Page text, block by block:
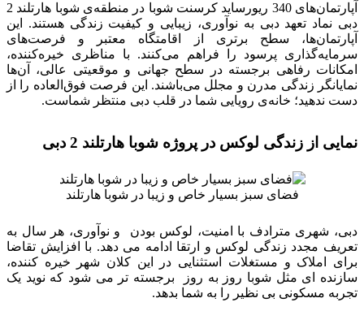
آپارتمان‌های 340 ریورساید کرسنت شوبا در منطقه‌ی شوبا هارتلند 2
دبی نماد تعهد دبی به نوآوری، زیبایی و کیفیت زندگی هستند. این
آپارتمان‌ها، سطح برتری از اقامتگاه معتبر و فرصت‌های
سرمایه‌گذاری پرسود را فراهم می‌کنند. با مناظری خیره‌کننده،
امکانات رفاهی برجسته در سطح جهانی و موقعیتی عالی، آن‌ها
نمایانگر زندگی مدرن و مجلل می‌باشند. این فرصت فوق‌العاده را از
دست ندهید؛ خانه‌ی رویایی شما در قلب دبی منتظر شماست.
نمایی از زندگی لوکس در پروژه شوبا هارتلند 2 دبی
فضای سبز بسیار خاص و زیبا در شوبا هارتلند
دبی، شهری مترادف با امنیت، لوکس بودن و نوآوری، هر سال به
تعریف مجدد زندگی لوکس و ارتقا ادامه می دهد. با افزایش تقاضا
برای املاک و مستغلات استثنایی در این کلان شهر خیره کننده،
سازنده ای مثل شوبا روز به روز برجسته تر می شود که نوید یک
تجربه مسکونی بی نظیر را به شما بدهد.